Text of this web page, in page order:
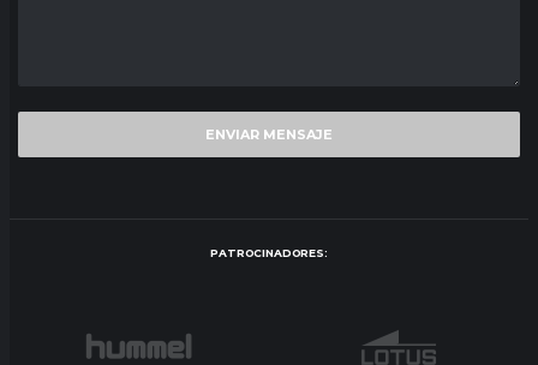
PATROCINADORES: